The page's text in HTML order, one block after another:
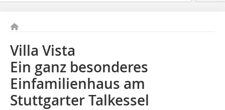
Villa Vista
Ein ganz besonderes
Einfamilienhaus am
Stuttgarter Talkessel